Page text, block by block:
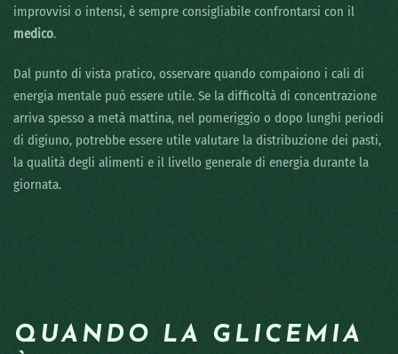
improvvisi o intensi, è sempre consigliabile confrontarsi con il
medico.
Dal punto di vista pratico, osservare quando compaiono i cali di
energia mentale può essere utile. Se la difficoltà di concentrazione
arriva spesso a metà mattina, nel pomeriggio o dopo lunghi periodi
di digiuno, potrebbe essere utile valutare la distribuzione dei pasti,
la qualità degli alimenti e il livello generale di energia durante la
giornata.
QUANDO LA GLICEMIA